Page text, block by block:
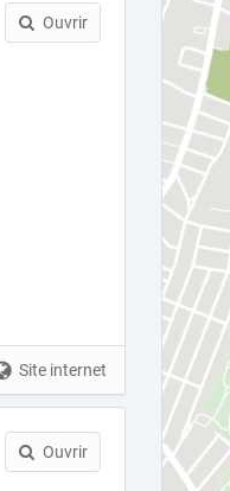
Ouvrir
Site internet
Ouvrir